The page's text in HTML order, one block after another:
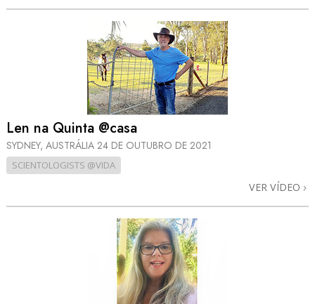
Len na Quinta @casa
SYDNEY, AUSTRÁLIA 24 DE OUTUBRO DE 2021
SCIENTOLOGISTS @VIDA
VER VÍDEO